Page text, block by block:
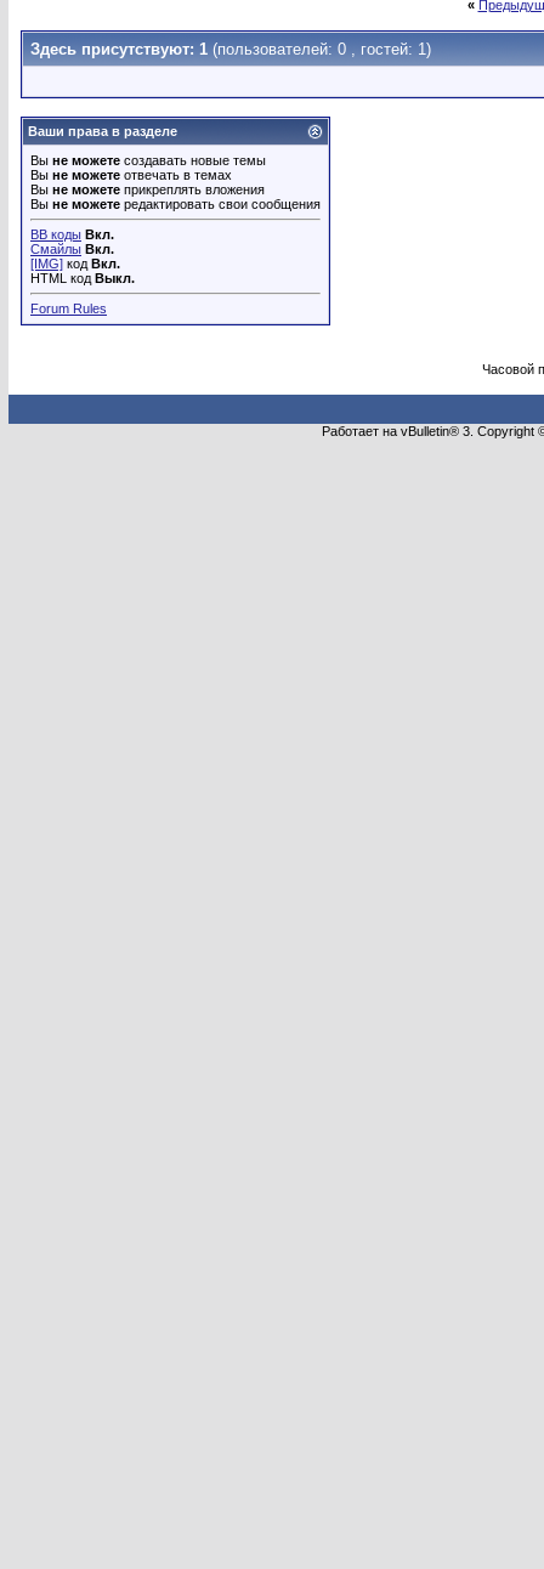
«
Здесь присутствуют: 1 (пользователей: 0 , гостей: 1)
Ваши права в разделе
Вы не можете создавать новые темы
Вы не можете отвечать в темах
Вы не можете прикреплять вложения
Вы не можете редактировать свои сообщения
BB коды Вкл.
Смайлы Вкл.
[IMG] код Вкл.
HTML код Выкл.
Forum Rules
Часовой
Работает на vBulletin® 3.